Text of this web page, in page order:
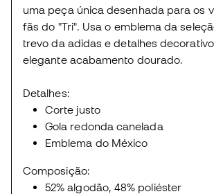
uma peça única desenhada para os
fãs do "Tri". Usa o emblema da
trevo da adidas e detalhes
elegante acabamento dourado.
Detalhes:
Corte justo
Gola redonda canelada
Emblema do México
Composição:
52% algodão, 48% poliéster